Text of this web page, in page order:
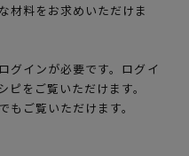
材料をお求めいただけま
グインが必要です。ログイ
をご覧いただけます。
ご覧いただけます。